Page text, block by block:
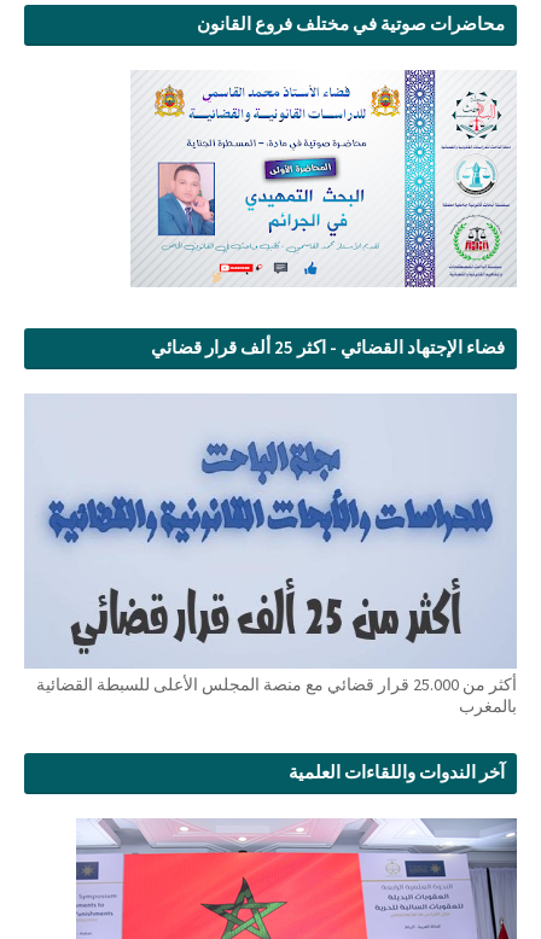
محاضرات صوتية في مختلف فروع القانون
فضاء الإجتهاد القضائي - اكثر 25 ألف قرار قضائي
أكثر من 25.000 قرار قضائي مع منصة المجلس الأعلى للسبطة القضائية
بالمغرب
آخر الندوات واللقاءات العلمية